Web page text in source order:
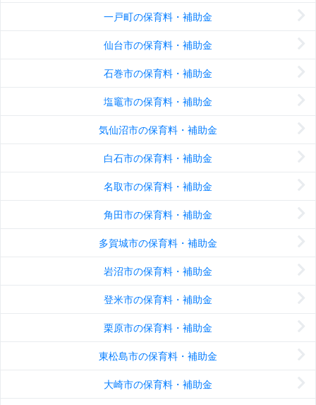
一戸町の保育料・補助金
仙台市の保育料・補助金
石巻市の保育料・補助金
塩竈市の保育料・補助金
気仙沼市の保育料・補助金
白石市の保育料・補助金
名取市の保育料・補助金
角田市の保育料・補助金
多賀城市の保育料・補助金
岩沼市の保育料・補助金
登米市の保育料・補助金
栗原市の保育料・補助金
東松島市の保育料・補助金
大崎市の保育料・補助金